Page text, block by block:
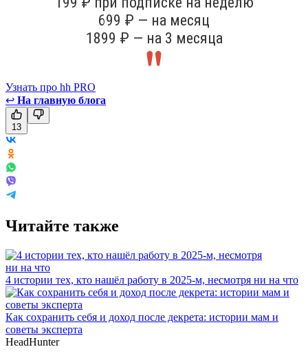
699 ₽ — на месяц
1899 ₽ — на 3 месяца
Узнать про hh PRO
↩ На главную блога
13
Читайте также
4 истории тех, кто нашёл работу в 2025-м, несмотря ни на что
Как сохранить себя и доход после декрета: истории мам и
советы эксперта
HeadHunter